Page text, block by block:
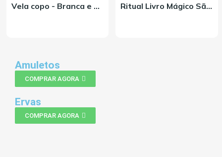
Vela copo - Branca e Azul Ritual Livro Mágico São Cipriano
Amuletos
COMPRAR AGORA
Ervas
COMPRAR AGORA